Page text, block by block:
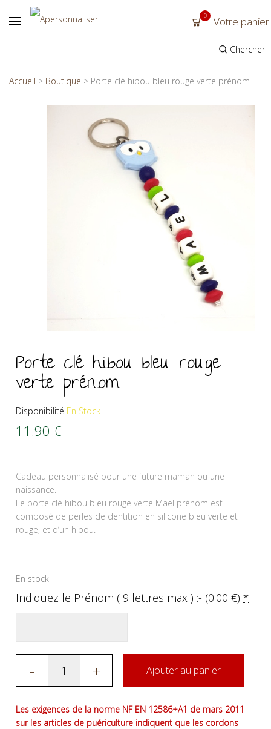
0 Votre panier
Chercher
Accueil > Boutique > Porte clé hibou bleu rouge verte prénom
Porte clé hibou bleu rouge
verte prénom
Disponibilité En Stock
11.90 €
Cadeau personnalisé pour une future maman ou une
naissance.
Le porte clé hibou bleu rouge verte Mael prénom est
composé de perles de dentition en silicone bleu verte et
rouge, et d’un hibou.
En stock
Indiquez le Prénom ( 9 lettres max ) :- (0.00€)*
- + Ajouter au panier
Les exigences de la norme NF EN 12586+A1 de mars 2011
sur les articles de puériculture indiquent que les cordons